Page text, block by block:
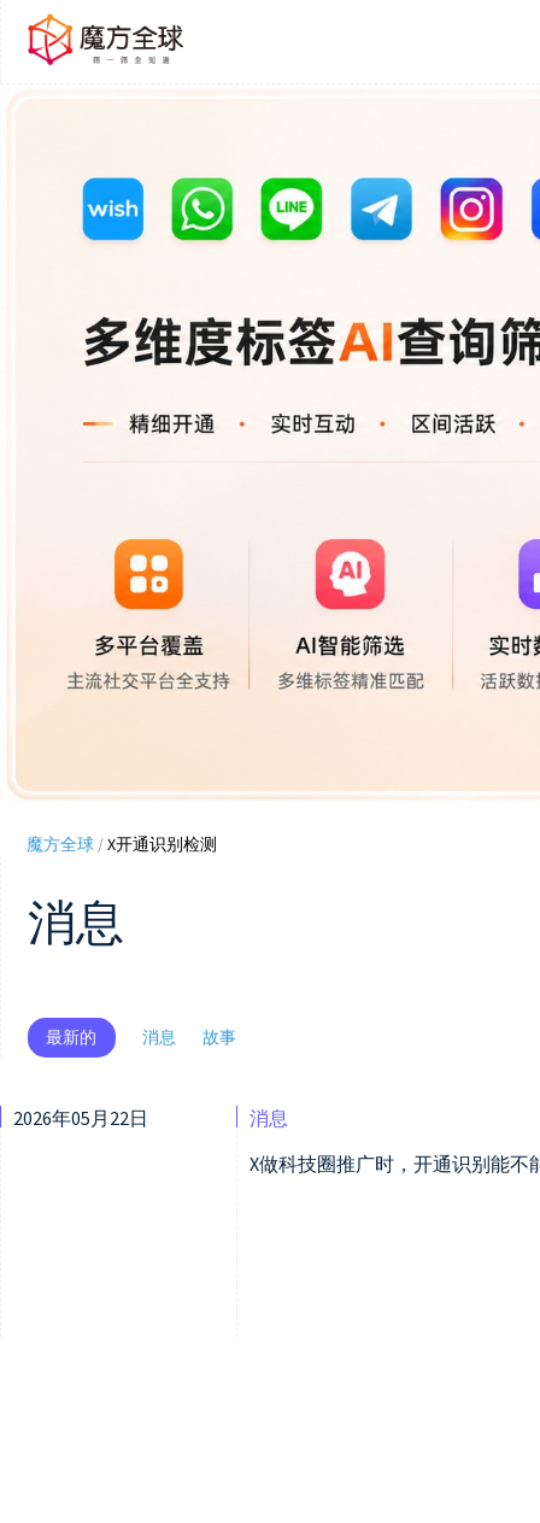
魔方全球/X开通识别检测
消息
最新的 消息 故事
2026年05月22日
消息
X做科技圈推广时，开通识别能不